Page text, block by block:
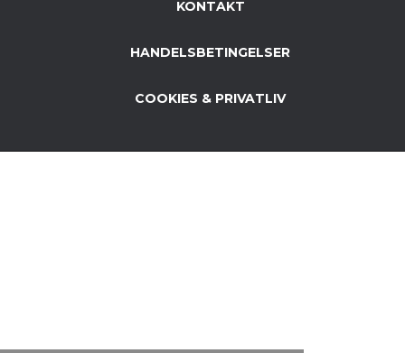
KONTAKT
HANDELSBETINGELSER
COOKIES & PRIVATLIV